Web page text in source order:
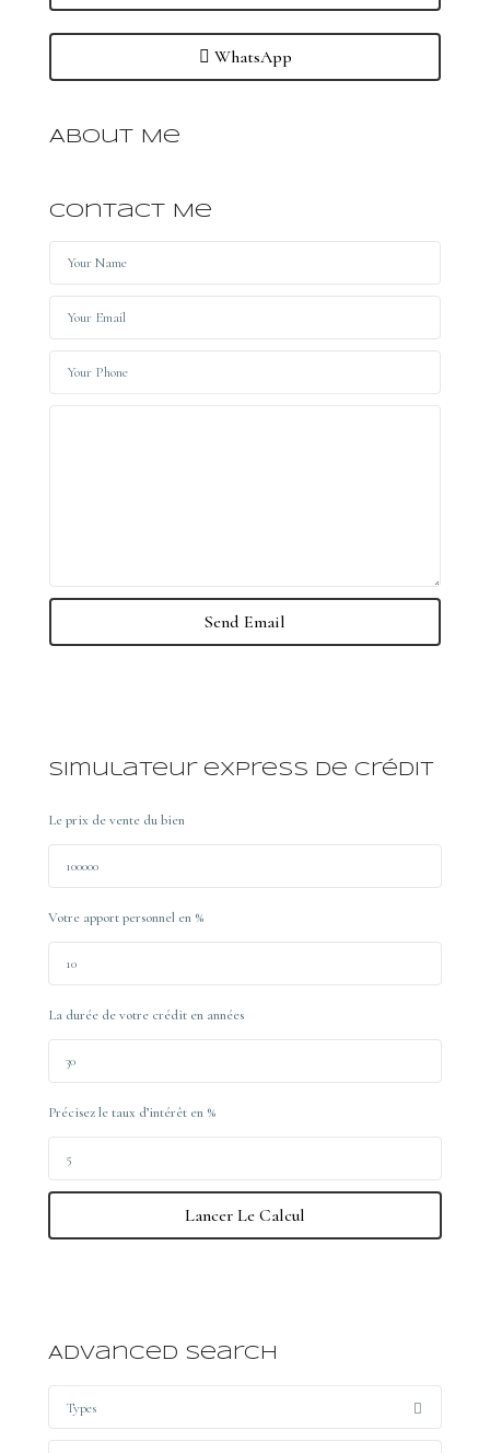
WhatsApp
About Me
Contact Me
Simulateur express de crédit
Le prix de vente du bien
Votre apport personnel en %
La durée de votre crédit en années
Précisez le taux d’intérêt en %
Lancer Le Calcul
Advanced Search
Types